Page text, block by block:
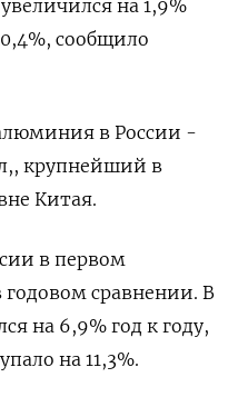
на 1,9%
сообщило
в России -
крупнейший в
Китая.
в первом
годовом сравнении. В
на 6,9% год к году,
на 11,3%.